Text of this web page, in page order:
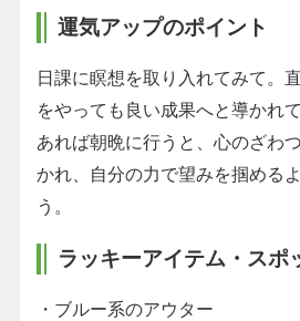
運気アップのポイント
日課に瞑想を取り入れてみて。
をやっても良い成果へと導かれ
あれば朝晩に行うと、心のざわ
かれ、自分の力で望みを掴める
う。
ラッキーアイテム・スポ
・ブルー系のアウター